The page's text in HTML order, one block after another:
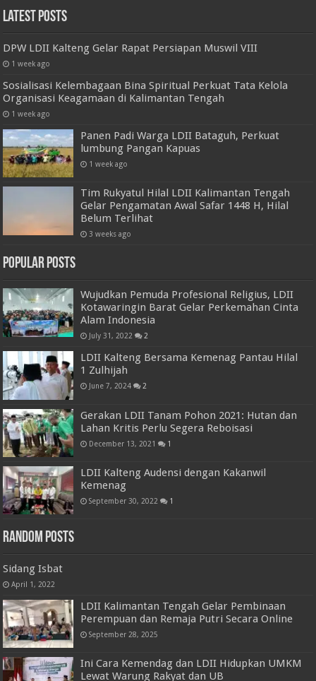
Latest Posts
DPW LDII Kalteng Gelar Rapat Persiapan Muswil VIII
1 week ago
Sosialisasi Kelembagaan Bina Spiritual Perkuat Tata Kelola
Organisasi Keagamaan di Kalimantan Tengah
1 week ago
Panen Padi Warga LDII Bataguh, Perkuat
lumbung Pangan Kapuas
1 week ago
Tim Rukyatul Hilal LDII Kalimantan Tengah
Gelar Pengamatan Awal Safar 1448 H, Hilal
Belum Terlihat
3 weeks ago
Popular Posts
Wujudkan Pemuda Profesional Religius, LDII
Kotawaringin Barat Gelar Perkemahan Cinta
Alam Indonesia
July 31, 2022 2
LDII Kalteng Bersama Kemenag Pantau Hilal
1 Zulhijah
June 7, 2024 2
Gerakan LDII Tanam Pohon 2021: Hutan dan
Lahan Kritis Perlu Segera Reboisasi
December 13, 2021 1
LDII Kalteng Audensi dengan Kakanwil
Kemenag
September 30, 2022 1
Random Posts
Sidang Isbat
April 1, 2022
LDII Kalimantan Tengah Gelar Pembinaan
Perempuan dan Remaja Putri Secara Online
September 28, 2025
Ini Cara Kemendag dan LDII Hidupkan UMKM
Lewat Warung Rakyat dan UB